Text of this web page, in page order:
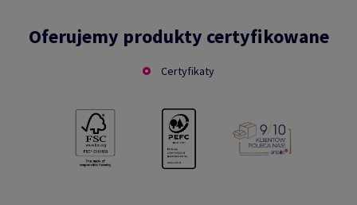
Oferujemy produkty certyfikowane
Certyfikaty